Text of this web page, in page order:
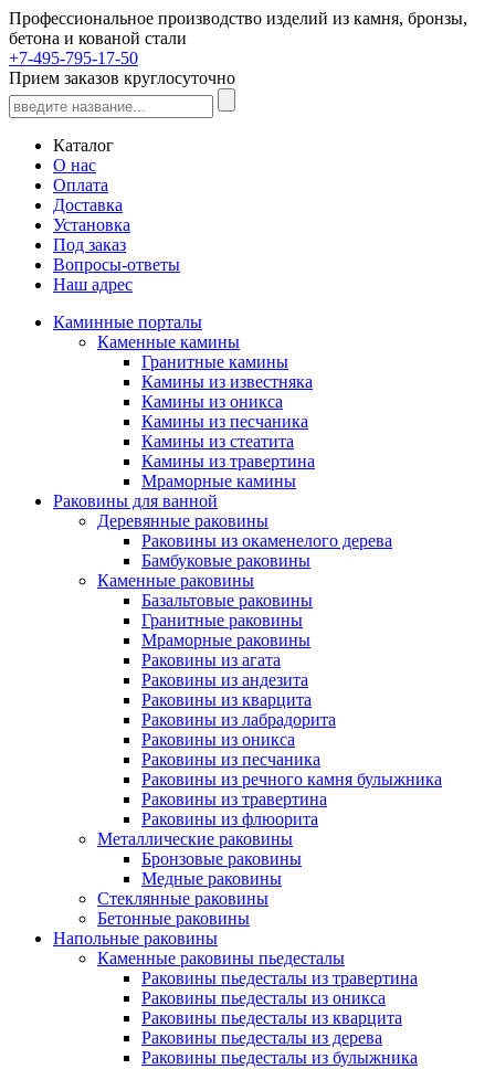
Профессиональное производство изделий из камня, бронзы,
бетона и кованой стали
+7-495-795-17-50
Прием заказов круглосуточно
Каталог
О нас
Оплата
Доставка
Установка
Под заказ
Вопросы-ответы
Наш адрес
Каминные порталы
Каменные камины
Гранитные камины
Камины из известняка
Камины из оникса
Камины из песчаника
Камины из стеатита
Камины из травертина
Мраморные камины
Раковины для ванной
Деревянные раковины
Раковины из окаменелого дерева
Бамбуковые раковины
Каменные раковины
Базальтовые раковины
Гранитные раковины
Мраморные раковины
Раковины из агата
Раковины из андезита
Раковины из кварцита
Раковины из лабрадорита
Раковины из оникса
Раковины из песчаника
Раковины из речного камня булыжника
Раковины из травертина
Раковины из флюорита
Металлические раковины
Бронзовые раковины
Медные раковины
Стеклянные раковины
Бетонные раковины
Напольные раковины
Каменные раковины пьедесталы
Раковины пьедесталы из травертина
Раковины пьедесталы из оникса
Раковины пьедесталы из кварцита
Раковины пьедесталы из дерева
Раковины пьедесталы из булыжника